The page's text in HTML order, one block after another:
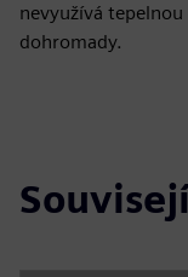
nevyužívá
dohromady.